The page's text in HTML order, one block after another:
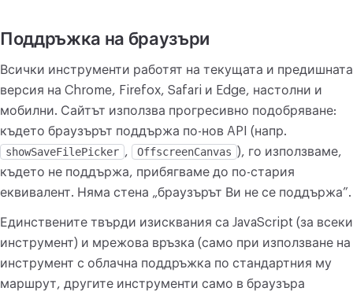
Поддръжка на браузъри
Всички инструменти работят на текущата и предишната
версия на Chrome, Firefox, Safari и Edge, настолни и
мобилни. Сайтът използва прогресивно подобряване:
където браузърът поддържа по-нов API (напр.
showSaveFilePicker , OffscreenCanvas ), го използваме,
където не поддържа, прибягваме до по-стария
еквивалент. Няма стена „браузърът Ви не се поддържа”.
Единствените твърди изисквания са JavaScript (за всеки
инструмент) и мрежова връзка (само при използване на
инструмент с облачна поддръжка по стандартния му
маршрут, другите инструменти само в браузъра